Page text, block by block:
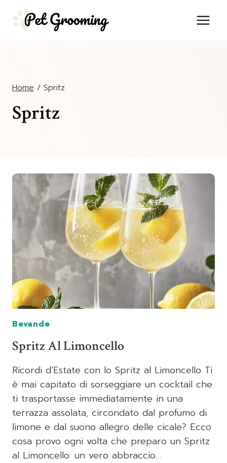
Home / Spritz
Spritz
Bevande
Spritz Al Limoncello
Ricordi d’Estate con lo Spritz al Limoncello Ti
è mai capitato di sorseggiare un cocktail che
ti trasportasse immediatamente in una
terrazza assolata, circondato dal profumo di
limone e dal suono allegro delle cicale? Ecco
cosa provo ogni volta che preparo un Spritz
al Limoncello: un vero abbraccio…